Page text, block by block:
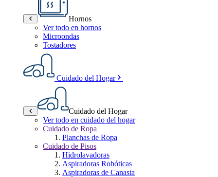
Hornos
Ver todo en hornos
Microondas
Tostadores
Cuidado del Hogar
Cuidado del Hogar
Ver todo en cuidado del hogar
Cuidado de Ropa
Planchas de Ropa
Cuidado de Pisos
Hidrolavadoras
Aspiradoras Robóticas
Aspiradoras de Canasta